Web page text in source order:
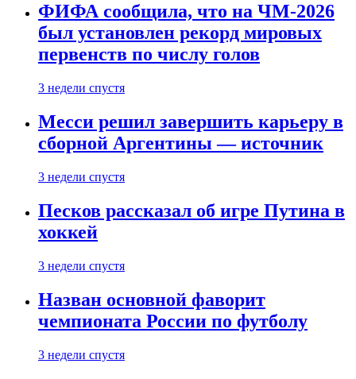
ФИФА сообщила, что на ЧМ-2026
был установлен рекорд мировых
первенств по числу голов
3 недели спустя
Месси решил завершить карьеру в
сборной Аргентины — источник
3 недели спустя
Песков рассказал об игре Путина в
хоккей
3 недели спустя
Назван основной фаворит
чемпионата России по футболу
3 недели спустя